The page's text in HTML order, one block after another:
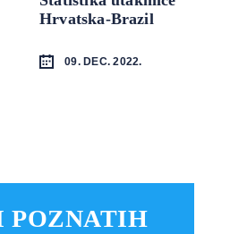
Hrvatska-Brazil
09. DEC. 2022.
POZNATIH